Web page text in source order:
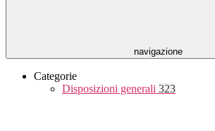
navigazione
Categorie
Disposizioni generali 323